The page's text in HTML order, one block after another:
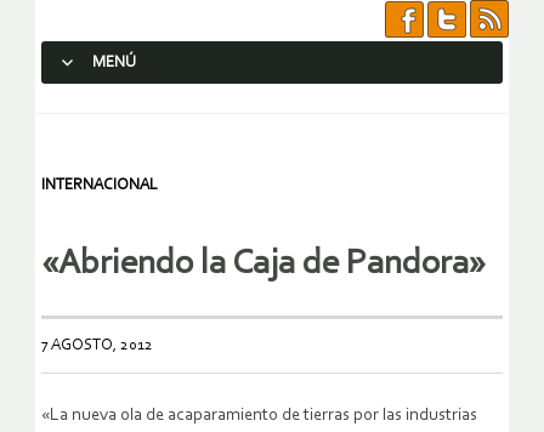
MENÚ
INTERNACIONAL
«Abriendo la Caja de Pandora»
7 AGOSTO, 2012
«La nueva ola de acaparamiento de tierras por las industrias